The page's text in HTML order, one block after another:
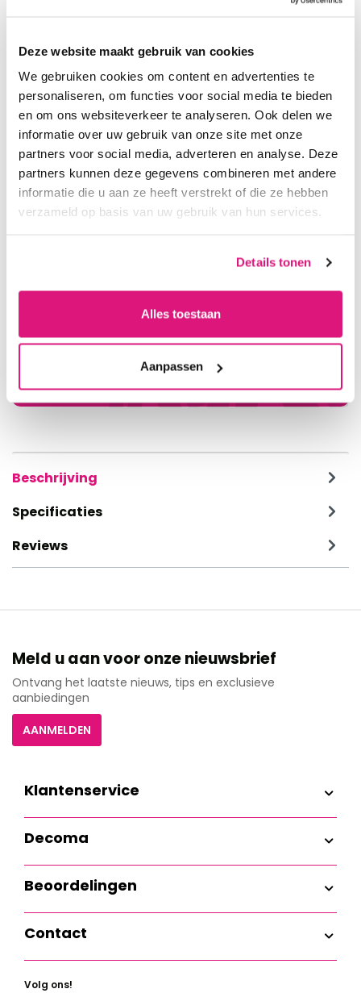
Deze website maakt gebruik van cookies
We gebruiken cookies om content en advertenties te
personaliseren, om functies voor social media te bieden
en om ons websiteverkeer te analyseren. Ook delen we
informatie over uw gebruik van onze site met onze
partners voor social media, adverteren en analyse. Deze
partners kunnen deze gegevens combineren met andere
informatie die u aan ze heeft verstrekt of die ze hebben
verzameld op basis van uw gebruik van hun services.
Details tonen
Alles toestaan
Aanpassen
IN WINKELWAGEN
Snelle levering uit eigen voorraad
Vóór 15:00 uur besteld, dezelfde werkdag verzonden
Gratis verzending v.a. €150,00 excl. BTW (Nederland)
Eenvoudig en veilig betalen
Deskundig en eerlijk advies
Vragen over dit artikel?
Neem contact met ons op
026-7857872
klantenservice@decoma.nl
Beschrijving
Specificaties
Reviews
Meld u aan voor onze nieuwsbrief
Ontvang het laatste nieuws, tips en exclusieve
aanbiedingen
AANMELDEN
Klantenservice
Decoma
Beoordelingen
Contact
Volg ons!